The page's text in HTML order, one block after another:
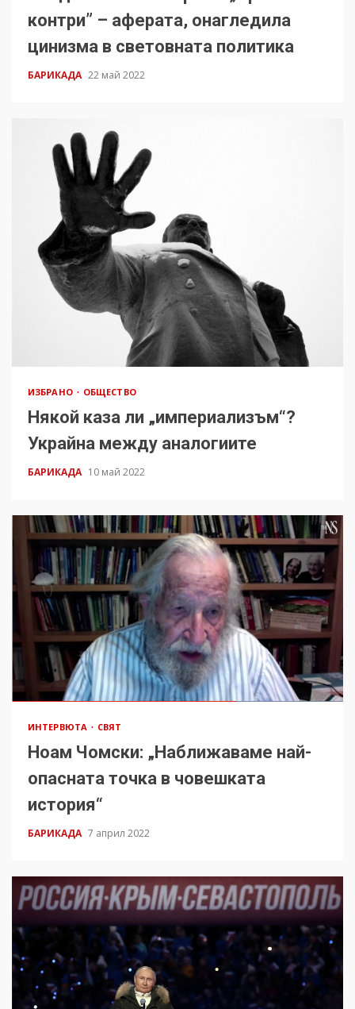
контри” – аферата, онагледила
цинизма в световната политика
БАРИКАДА 22 май 2022
ИЗБРАНО ОБЩЕСТВО
Някой каза ли „империализъм“?
Украйна между аналогиите
БАРИКАДА 10 май 2022
ИНТЕРВЮТА СВЯТ
Ноам Чомски: „Наближаваме най-
опасната точка в човешката
история“
БАРИКАДА 7 април 2022